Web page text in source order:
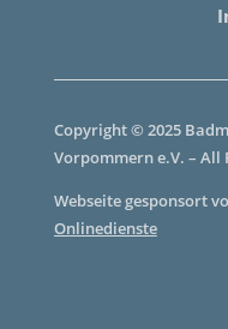
Copyright © 2025
Vorpommern e.V. – All
Webseite gesponsort
Onlinedienste